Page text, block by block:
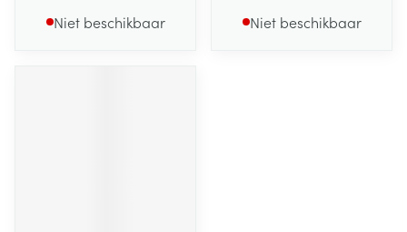
Niet beschikbaar Niet beschikbaar